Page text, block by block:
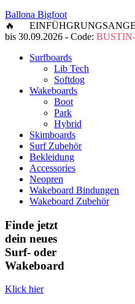
Ballona Bigfoot
🔥
bis 30.09.2026 - Code:
Surfboards
Lib Tech
Softdog
Wakeboards
Boot
Park
Hybrid
Skimboards
Surf Zubehör
Bekleidung
Accessories
Neopren
Wakeboard Bindungen
Wakeboard Zubehör
Finde jetzt
dein neues
Surf- oder
Wakeboard
Klick hier